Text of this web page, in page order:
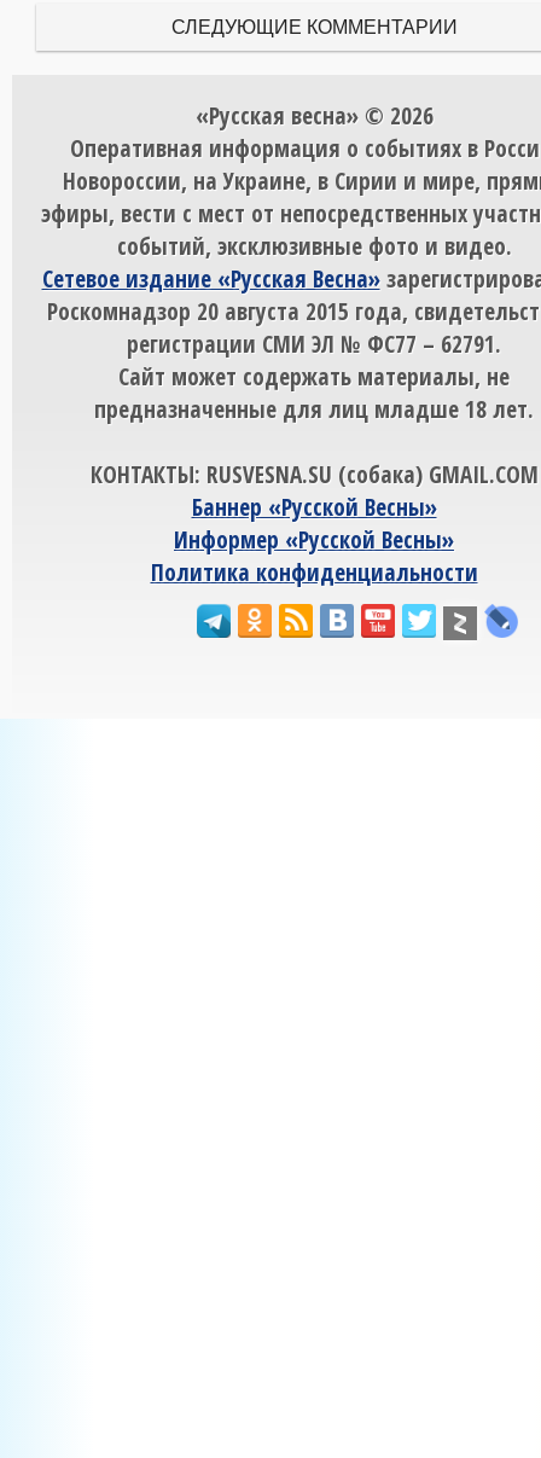
СЛЕДУЮЩИЕ КОММЕНТАРИИ
«Русская весна» © 2026
Оперативная информация о событиях в
Новороссии, на Украине, в Сирии и мире,
эфиры, вести с мест от непосредственных
событий, эксклюзивные фото и видео.
Сетевое издание «Русская Весна»
Роскомнадзор 20 августа 2015 года,
регистрации СМИ ЭЛ № ФС77 – 62791.
Сайт может содержать материалы, не
предназначенные для лиц младше 18 лет.
КОНТАКТЫ: RUSVESNA.SU (собака) GMAIL.COM
Баннер «Русской Весны»
Информер «Русской Весны»
Политика конфиденциальности